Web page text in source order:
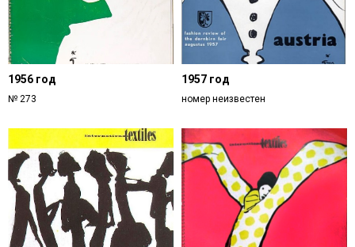
1956 год
№ 273
1957 год
номер неизвестен